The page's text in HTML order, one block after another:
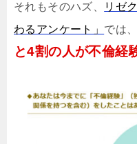
それもそのハズ、
リゼ
わるアンケート」 では
と4割の人が不倫経